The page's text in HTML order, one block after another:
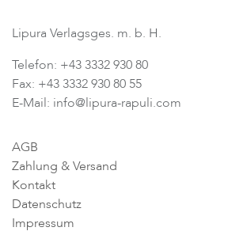
Lipura Verlagsges. m. b. H.
Telefon: +43 3332 930 80
Fax: +43 3332 930 80 55
E-Mail: info@lipura-rapuli.com
AGB
Zahlung & Versand
Kontakt
Datenschutz
Impressum